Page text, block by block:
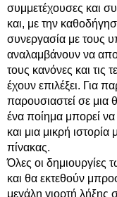
συμμετέχουσες και
και, με την
συνεργασία με τους
αναλαμβάνουν να
τους κανόνες και τις
έχουν επιλέξει. Για
παρουσιαστεί σε μια
ένα ποίημα μπορεί να
και μια μικρή
πίνακας.
Όλες οι δημιουργίες
και θα εκτεθούν
μεγάλη γιορτή λήξης